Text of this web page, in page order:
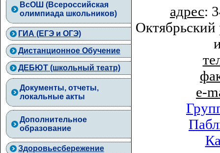
ВcОШ (Всероссийская
олимпиада школьников)
ГИА (ЕГЭ и ОГЭ)
Дистанционное Обучение
ДЕБЮТ (школьный театр)
Документы, отчеты,
локальные акты
Дополнительное
образование
Здоровьесбережение
адрес:
e-